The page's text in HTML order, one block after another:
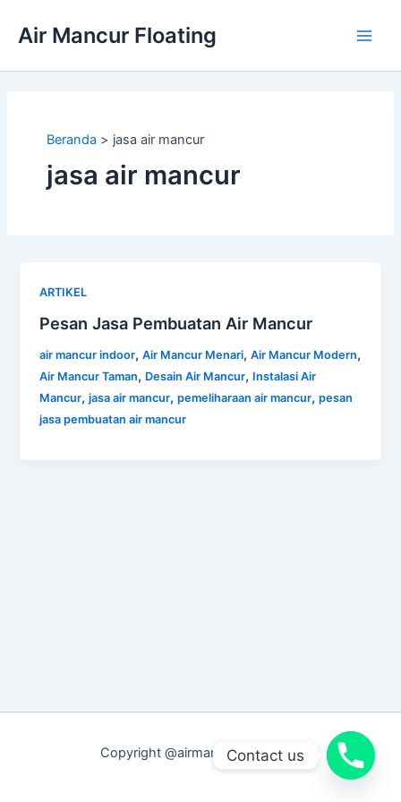
Air Mancur Floating
Beranda jasa air mancur
jasa air mancur
ARTIKEL
Pesan Jasa Pembuatan Air Mancur
air mancur indoor,Air Mancur Menari,Air Mancur Modern,
Air Mancur Taman, Desain Air Mancur, Instalasi Air
Mancur,jasa air mancur,pemeliharaan air mancur,pesan
jasa pembuatan air mancur
Copyright @airmancurmenari.net
Contact us